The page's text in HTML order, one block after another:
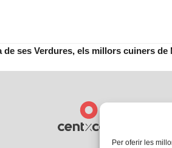
Per oferir les
de ses Verdures, els millors cuiners